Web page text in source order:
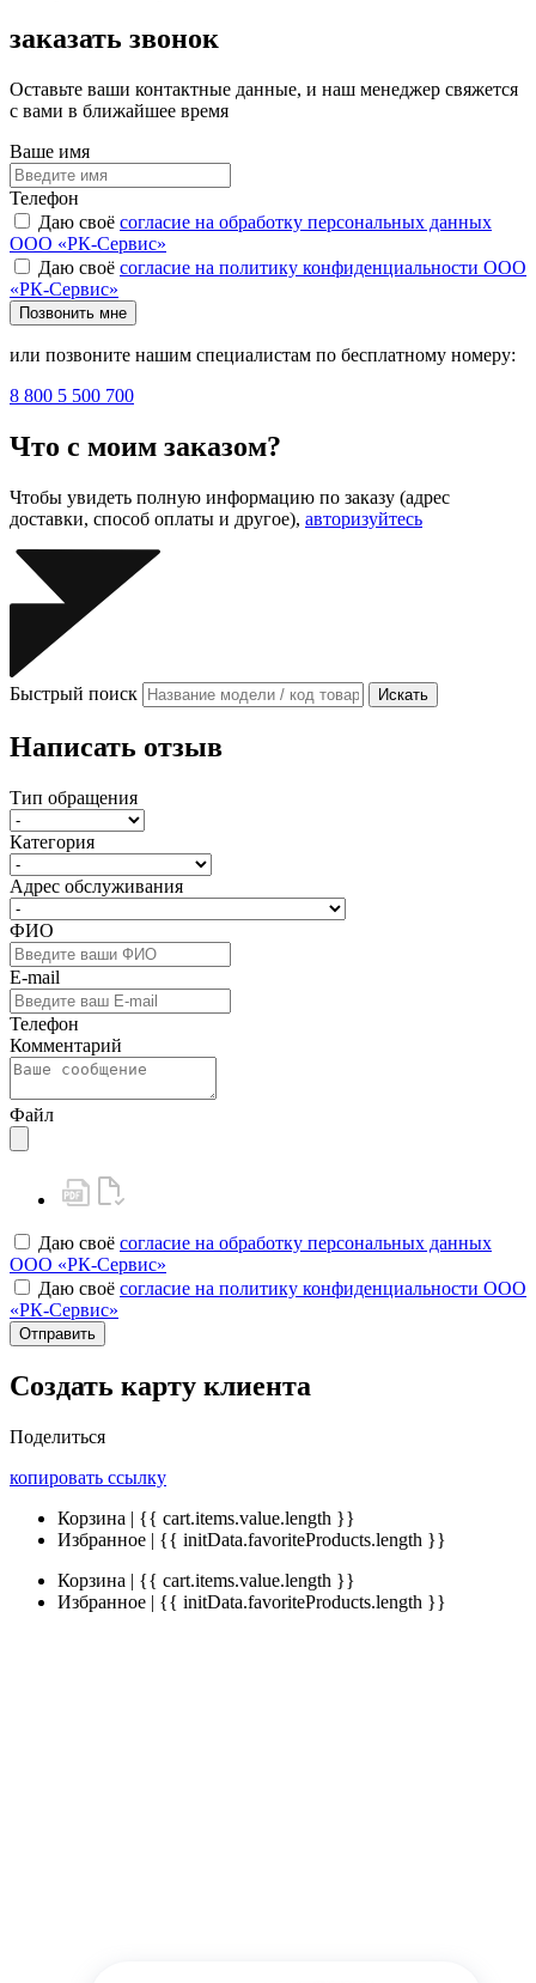
заказать звонок
Оставьте ваши контактные данные, и наш менеджер свяжется
с вами в ближайшее время
Ваше имя
Телефон
Даю своё согласие на обработку персональных данных
ООО «РК-Сервис»
Даю своё согласие на политику конфиденциальности ООО
«РК-Сервис»
Позвонить мне
или позвоните нашим специалистам по бесплатному номеру:
8 800 5 500 700
Что с моим заказом?
Чтобы увидеть полную информацию по заказу (адрес
доставки, способ оплаты и другое), авторизуйтесь
Быстрый поиск Искать
Написать отзыв
Тип обращения
Категория
Адрес обслуживания
ФИО
E-mail
Телефон
Комментарий
Файл
Даю своё согласие на обработку персональных данных
ООО «РК-Сервис»
Даю своё согласие на политику конфиденциальности ООО
«РК-Сервис»
Отправить
Создать карту клиента
Поделиться
копировать ссылку
Корзина | {{ cart.items.value.length }}
Избранное | {{ initData.favoriteProducts.length }}
Корзина | {{ cart.items.value.length }}
Избранное | {{ initData.favoriteProducts.length }}